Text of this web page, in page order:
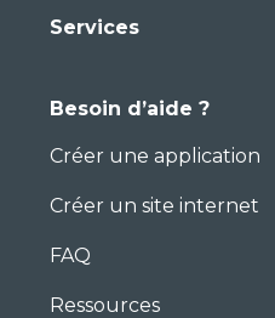
Services
Besoin d’aide ?
Créer une application
Créer un site internet
FAQ
Ressources